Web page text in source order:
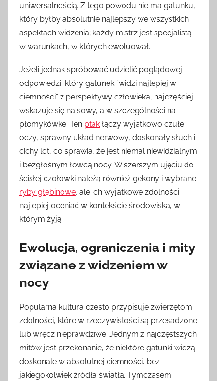
uniwersalnością. Z tego powodu nie ma gatunku,
który byłby absolutnie najlepszy we wszystkich
aspektach widzenia; każdy mistrz jest specjalistą
w warunkach, w których ewoluował.
Jeżeli jednak spróbować udzielić poglądowej
odpowiedzi, który gatunek ”widzi najlepiej w
ciemności” z perspektywy człowieka, najczęściej
wskazuje się na sowy, a w szczególności na
płomykówkę. Ten ptak łączy wyjątkowo czułe
oczy, sprawny układ nerwowy, doskonały słuch i
cichy lot, co sprawia, że jest niemal niewidzialnym
i bezgłośnym łowcą nocy. W szerszym ujęciu do
ścisłej czołówki należą również gekony i wybrane
ryby głębinowe, ale ich wyjątkowe zdolności
najlepiej oceniać w kontekście środowiska, w
którym żyją.
Ewolucja, ograniczenia i mity
związane z widzeniem w
nocy
Popularna kultura często przypisuje zwierzętom
zdolności, które w rzeczywistości są przesadzone
lub wręcz nieprawdziwe. Jednym z najczęstszych
mitów jest przekonanie, że niektóre gatunki widzą
doskonale w absolutnej ciemności, bez
jakiegokolwiek źródła światła. Tymczasem